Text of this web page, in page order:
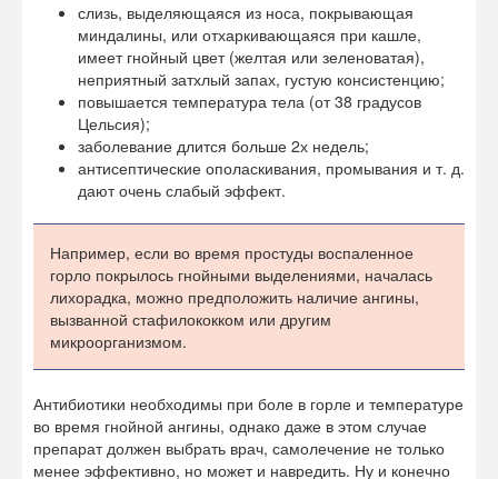
слизь, выделяющаяся из носа, покрывающая
миндалины, или отхаркивающаяся при кашле,
имеет гнойный цвет (желтая или зеленоватая),
неприятный затхлый запах, густую консистенцию;
повышается температура тела (от 38 градусов
Цельсия);
заболевание длится больше 2х недель;
антисептические ополаскивания, промывания и т. д.
дают очень слабый эффект.
Например, если во время простуды воспаленное
горло покрылось гнойными выделениями, началась
лихорадка, можно предположить наличие ангины,
вызванной стафилококком или другим
микроорганизмом.
Антибиотики необходимы при боле в горле и температуре
во время гнойной ангины, однако даже в этом случае
препарат должен выбрать врач, самолечение не только
менее эффективно, но может и навредить. Ну и конечно